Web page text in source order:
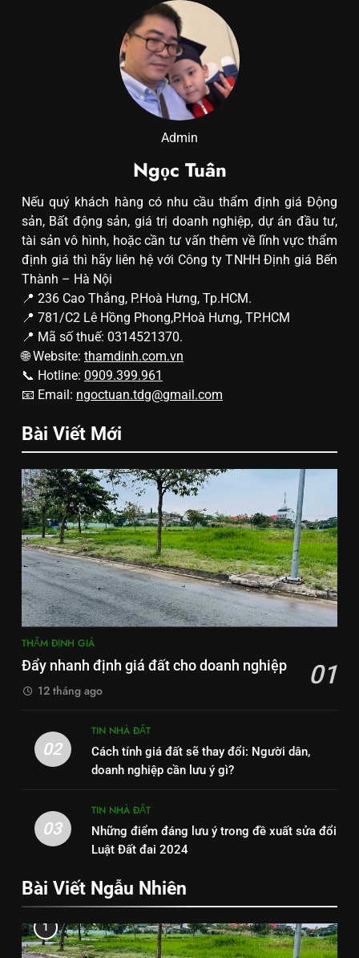
Admin
Ngọc Tuân
Nếu quý khách hàng có nhu cầu thẩm định giá Động
sản, Bất động sản, giá trị doanh nghiệp, dự án đầu tư,
tài sản vô hình, hoặc cần tư vấn thêm về lĩnh vực thẩm
định giá thì hãy liên hệ với Công ty TNHH Định giá Bến
Thành – Hà Nội
📍 236 Cao Thắng, P.Hoà Hưng, Tp.HCM.
📍 781/C2 Lê Hồng Phong,P.Hoà Hưng, TP.HCM
📍 Mã số thuế: 0314521370.
🌐 Website: thamdinh.com.vn
📞 Hotline: 0909.399.961
📧 Email: ngoctuan.tdg@gmail.com
Bài Viết Mới
THẨM ĐỊNH GIÁ
Đẩy nhanh định giá đất cho doanh nghiệp 01
12 tháng ago
02
TIN NHÀ ĐẤT
Cách tính giá đất sẽ thay đổi: Người dân,
doanh nghiệp cần lưu ý gì?
03
TIN NHÀ ĐẤT
Những điểm đáng lưu ý trong đề xuất sửa đổi
Luật Đất đai 2024
Bài Viết Ngẫu Nhiên
1